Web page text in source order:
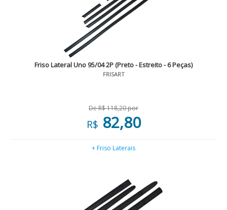
Friso Lateral Uno 95/04 2P (Preto - Estreito - 6 Peças)
FRISART
De R$ 118,20 por
R$ 82,80
+ Friso Laterais